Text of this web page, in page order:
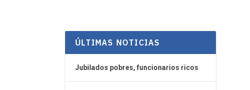
ÚLTIMAS NOTICIAS
Jubilados pobres, funcionarios ricos